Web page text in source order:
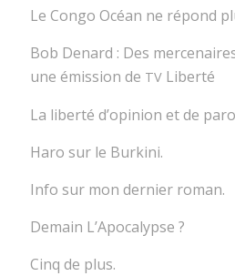
Le Congo Océan ne répond
Bob Denard : Des
une émission de TV Liberté
La liberté d’opinion et de
Haro sur le Burkini.
Info sur mon dernier roman.
Demain L’Apocalypse ?
Cinq de plus.